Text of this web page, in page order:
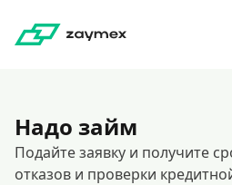
Надо займ
Подайте заявку и получите
отказов и проверки